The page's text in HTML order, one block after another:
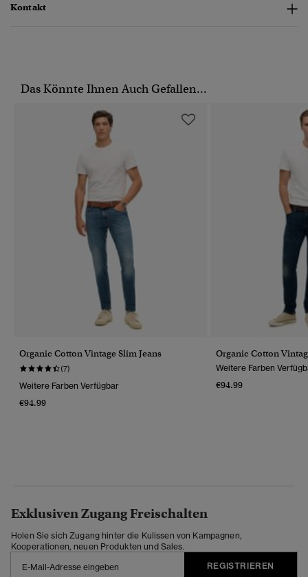
Kontakt
Das Könnte Ihnen Auch Gefallen...
Organic Cotton Vintage Slim Jeans
(7)
Weitere Farben Verfügbar
€94.99
Organic Cotton
Weitere Farben
€94.99
Exklusiven Zugang Freischalten
Holen Sie sich Zugang hinter die Kulissen von Kampagnen,
Kooperationen, neuen Produkten und Sales.
REGISTRIEREN